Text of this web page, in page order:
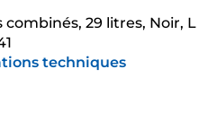
29 litres, Noir, L
techniques